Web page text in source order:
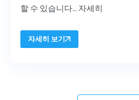
할 수 있습니다... 자세히
자세히 보기